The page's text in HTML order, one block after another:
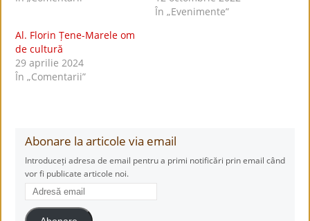
În „Evenimente”
Al. Florin Țene-Marele om
de cultură
29 aprilie 2024
În „Comentarii”
Abonare la articole via email
Introduceți adresa de email pentru a primi notificări prin email când
vor fi publicate articole noi.
Adresă
email